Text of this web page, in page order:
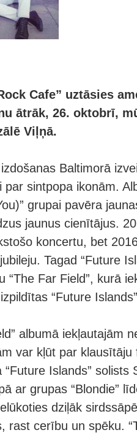
Cafe” uztāsies
ātrāk, 26. oktobrī,
Viļņā.
Baltimorā
par sintpopa ikonām.
grupai pavēra
jaunus cienītājus.
koncertu, bet
Tagad “Future
“The Far Field”, kurā
“Future
albumā iekļautajām
var kļūt par
“Future Islands” solists
ar grupas “Blondie”
dziļāk
rast cerību un spēku.